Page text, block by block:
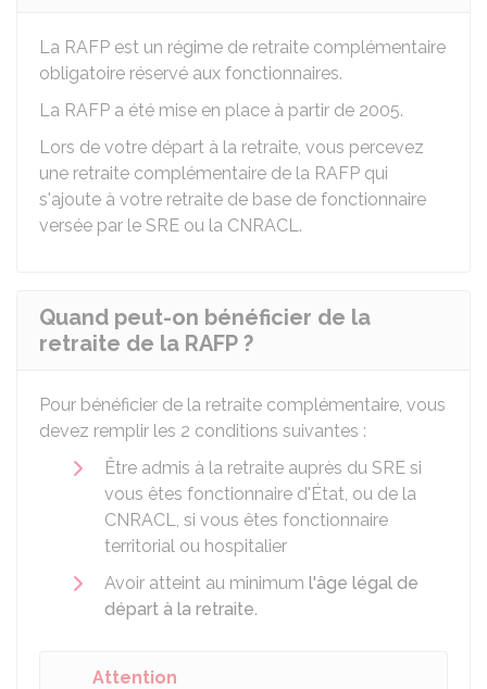
La RAFP est un régime de retraite complémentaire
obligatoire réservé aux fonctionnaires.
La RAFP a été mise en place à partir de 2005.
Lors de votre départ à la retraite, vous percevez
une retraite complémentaire de la RAFP qui
s'ajoute à votre retraite de base de fonctionnaire
versée par le SRE ou la CNRACL.
Quand peut-on bénéficier de la
retraite de la RAFP ?
Pour bénéficier de la retraite complémentaire, vous
devez remplir les 2 conditions suivantes :
Être admis à la retraite auprès du SRE si
vous êtes fonctionnaire d'État, ou de la
CNRACL, si vous êtes fonctionnaire
territorial ou hospitalier
Avoir atteint au minimum l'âge légal de
départ à la retraite.
Attention